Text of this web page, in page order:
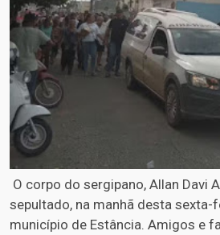
O corpo do sergipano, Allan Davi
sepultado, na manhã desta sexta-
município de Estância. Amigos e